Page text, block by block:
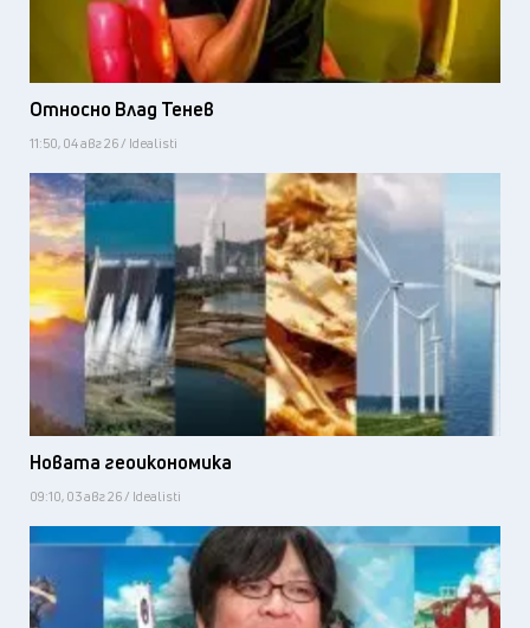
Относно Влад Тенев
11:50, 04 авг 26 / Idealisti
Новата геоикономика
09:10, 03 авг 26 / Idealisti